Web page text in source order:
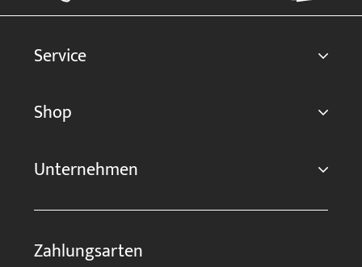
Service
Shop
Unternehmen
Zahlungsarten